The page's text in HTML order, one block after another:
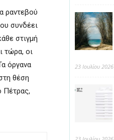
ραντεβού
συνδέει
στιγμή
τώρα, οι
όργανα
θέση
Πέτρας,
23 Ιουλίου 2026